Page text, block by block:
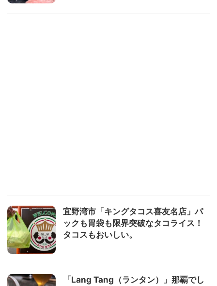
宜野湾市「キングタコス喜友名店」パ
ックも胃袋も限界突破なタコライス！
タコスもおいしい。
「Lang Tang（ランタン）」那覇でし